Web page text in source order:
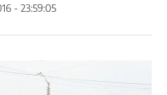
- 23:59:05